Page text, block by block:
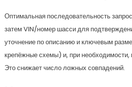
Оптимальная последовательность
затем VIN/номер шасси для
уточнение по описанию и ключевым
крепёжные схемы) и, при
Это снижает число ложных совпадений.